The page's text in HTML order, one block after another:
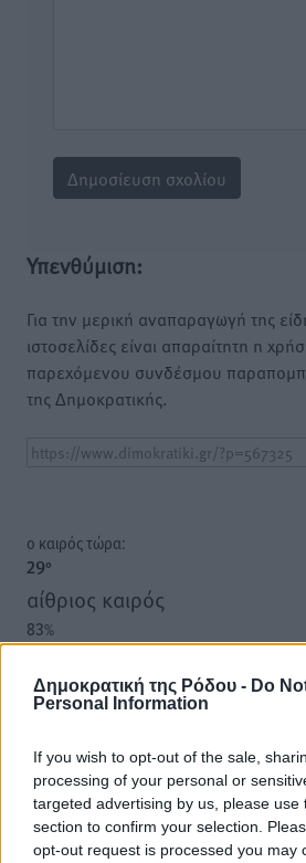
Δημοκρατική της Ρόδου - Do
Personal Information
If you wish to opt-out of the sale,
processing of your personal or
targeted advertising by us, please use
section to confirm your selection.
opt-out request is processed you may
Υπενθύμιση:
Για την μερική αναπαραγωγή της
ιστοσελίδες είναι απαραίτητη η
παρεχόμενου συνδέσμου
της Δημοκρατικής.
o καιρός τώρα:
29°
αίθριος καιρός
83%
Δ
27°/28°
20:07
πρόγνωση:
32°